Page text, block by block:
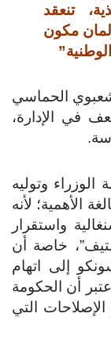
تنعقد
مكون
الحماسي
الإدارة،
وتوليه
لأنه
واستقرار
خاصة أن
إلى اتهام
أن الحكومة
التي